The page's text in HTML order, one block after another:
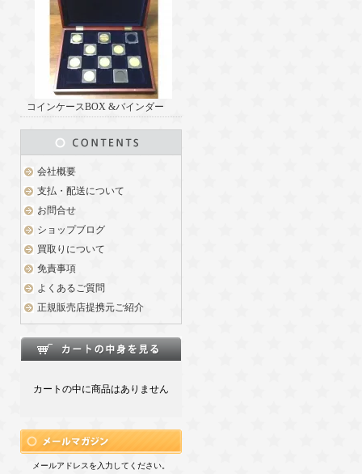
コインケースBOX &バインダー
会社概要
支払・配送について
お問合せ
ショップブログ
買取りについて
免責事項
よくあるご質問
正規販売店提携元ご紹介
カートの中に商品はありません
メールアドレスを入力してください。